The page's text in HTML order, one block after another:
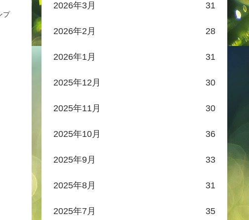
プ
2026年3月 31
2026年2月 28
2026年1月 31
2025年12月 30
2025年11月 30
2025年10月 36
2025年9月 33
2025年8月 31
2025年7月 35